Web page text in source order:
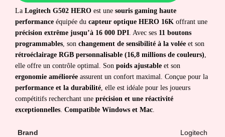
La Logitech G502 HERO est une souris gaming haute
performance équipée du capteur optique HERO 16K offrant une
précision extrême jusqu’à 16 000 DPI. Avec ses 11 boutons
programmables, son changement de sensibilité à la volée et son
rétroéclairage RGB personnalisable (16,8 millions de couleurs),
elle offre un contrôle optimal. Son poids ajustable et son
ergonomie améliorée assurent un confort maximal. Conçue pour la
performance et la durabilité, elle est idéale pour les joueurs
compétitifs recherchant une précision et une réactivité
exceptionnelles. Compatible Windows et Mac.
Brand Logitech